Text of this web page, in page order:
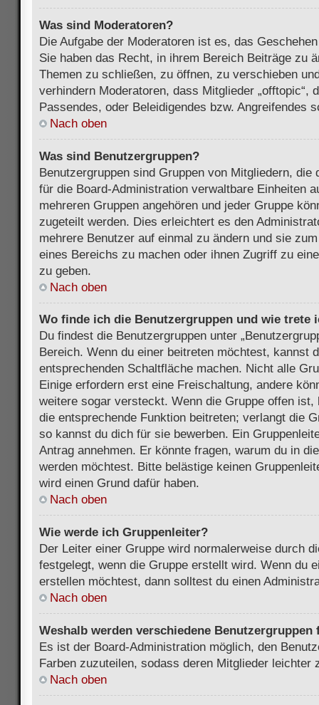
Was sind Moderatoren?
Die Aufgabe der Moderatoren ist es, das
Sie haben das Recht, in ihrem Bereich Beiträge zu
Themen zu schließen, zu öffnen, zu verschieben
verhindern Moderatoren, dass Mitglieder „offtopic“,
Passendes, oder Beleidigendes bzw. Angreifendes
Nach oben
Was sind Benutzergruppen?
Benutzergruppen sind Gruppen von Mitgliedern, die
für die Board-Administration verwaltbare Einheiten
mehreren Gruppen angehören und jeder Gruppe
zugeteilt werden. Dies erleichtert es den
mehrere Benutzer auf einmal zu ändern und sie
eines Bereichs zu machen oder ihnen Zugriff zu
zu geben.
Nach oben
Wo finde ich die Benutzergruppen und wie trete
Du findest die Benutzergruppen unter
Bereich. Wenn du einer beitreten möchtest, kannst
entsprechenden Schaltfläche machen. Nicht alle
Einige erfordern erst eine Freischaltung, andere
weitere sogar versteckt. Wenn die Gruppe offen
die entsprechende Funktion beitreten; verlangt die
so kannst du dich für sie bewerben. Ein
Antrag annehmen. Er könnte fragen, warum du in
werden möchtest. Bitte belästige keinen
wird einen Grund dafür haben.
Nach oben
Wie werde ich Gruppenleiter?
Der Leiter einer Gruppe wird normalerweise durch
festgelegt, wenn die Gruppe erstellt wird. Wenn du
erstellen möchtest, dann solltest du einen
Nach oben
Weshalb werden verschiedene
Es ist der Board-Administration möglich, den
Farben zuzuteilen, sodass deren Mitglieder leichter
Nach oben